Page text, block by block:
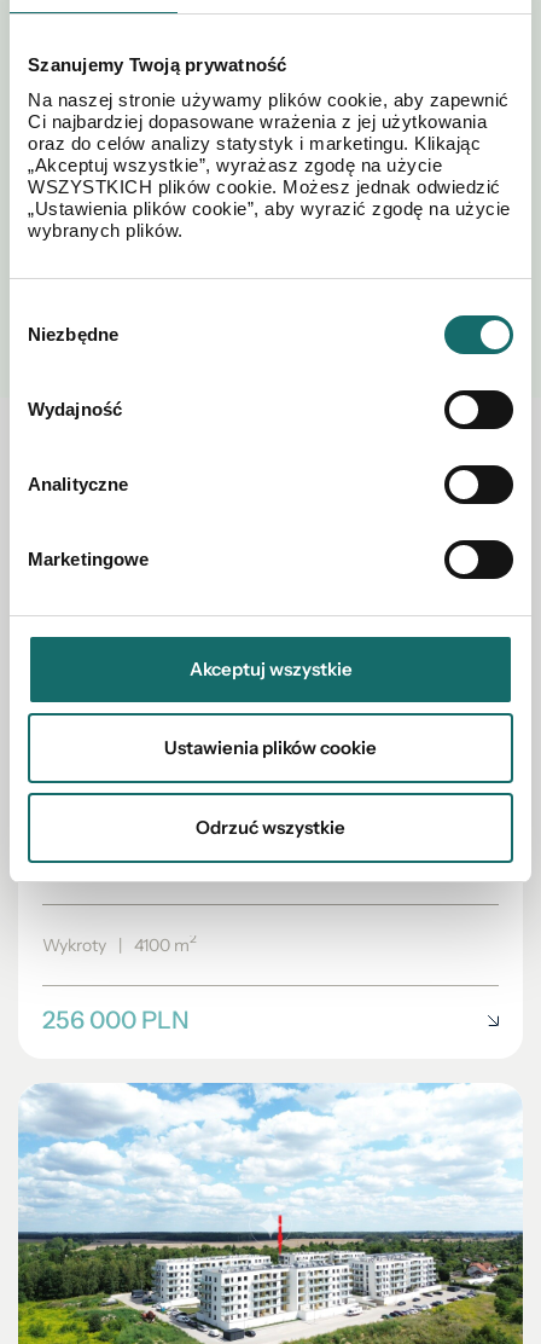
Szanujemy Twoją prywatność
Na naszej stronie używamy plików cookie, aby zapewnić
Ci najbardziej dopasowane wrażenia z jej użytkowania
oraz do celów analizy statystyk i marketingu. Klikając
„Akceptuj wszystkie”, wyrażasz zgodę na użycie
WSZYSTKICH plików cookie. Możesz jednak odwiedzić
„Ustawienia plików cookie”, aby wyrazić zgodę na użycie
wybranych plików.
zgody
Niezbędne
Wydajność
Analityczne
Marketingowe
Akceptuj wszystkie
Ustawienia plików cookie
Odrzuć wszystkie
*Akceptuję regulamin i
postanowienia
Polityki
Prywatności
Działka budowlana o pow. 4100 m2 w Wykrotach
Wykroty | 4100 m2
256 000 PLN